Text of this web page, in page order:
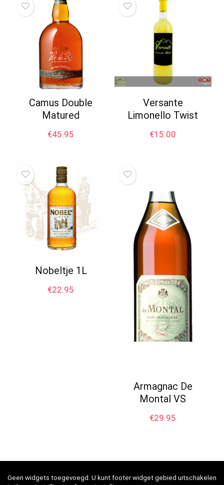
Camus Double
Matured
€45.95
Versante
Limonello Twist
€15.00
Nobeltje 1L
€22.95
Armagnac De
Montal VS
€29.95
Geen widgets toegevoegd. U kunt footer widget gebied uitschakelen